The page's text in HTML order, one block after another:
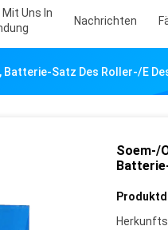
Uns In
Nachrichten
Batterie-Satz Des Roller-/E
Soem-/